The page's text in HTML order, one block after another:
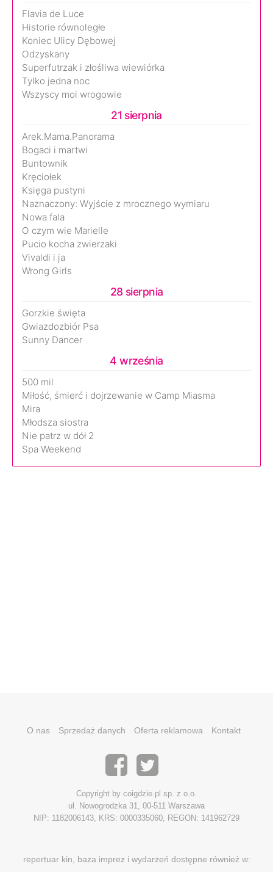
Flavia de Luce
Historie równoległe
Koniec Ulicy Dębowej
Odzyskany
Superfutrzak i złośliwa wiewiórka
Tylko jedna noc
Wszyscy moi wrogowie
21 sierpnia
Arek.Mama.Panorama
Bogaci i martwi
Buntownik
Kręciołek
Księga pustyni
Naznaczony: Wyjście z mrocznego wymiaru
Nowa fala
O czym wie Marielle
Pucio kocha zwierzaki
Vivaldi i ja
Wrong Girls
28 sierpnia
Gorzkie święta
Gwiazdozbiór Psa
Sunny Dancer
4 września
500 mil
Miłość, śmierć i dojrzewanie w Camp Miasma
Mira
Młodsza siostra
Nie patrz w dół 2
Spa Weekend
O nas Sprzedaż danych Oferta reklamowa Kontakt
Copyright by coigdzie.pl sp. z o.o.
ul. Nowogrodzka 31, 00-511 Warszawa
NIP: 1182006143, KRS: 0000335060, REGON: 141962729
repertuar kin, baza imprez i wydarzeń dostępne również w: